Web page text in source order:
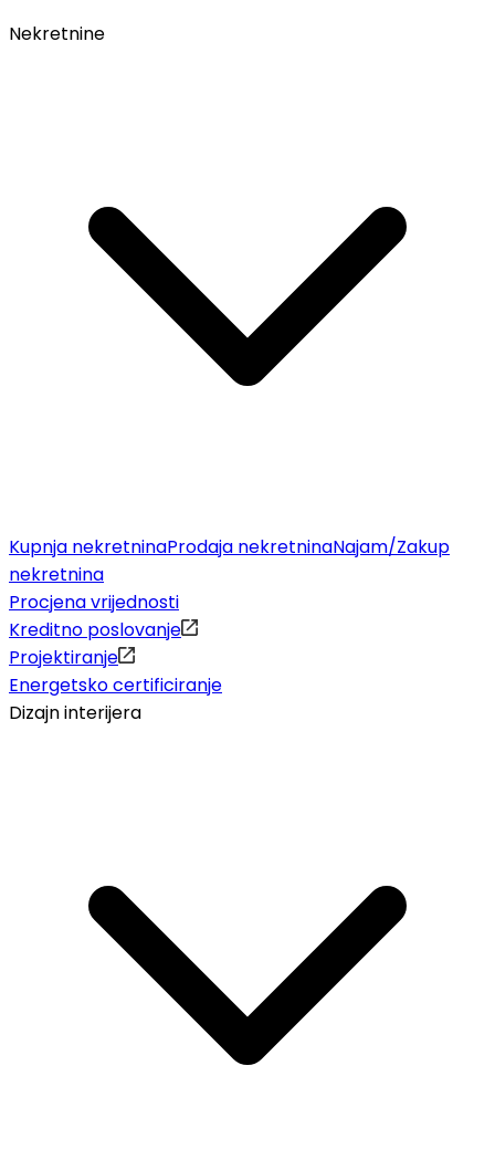
Nekretnine
Kupnja nekretninaProdaja nekretninaNajam/Zakup
nekretnina
Procjena vrijednosti
Kreditno poslovanje
Projektiranje
Energetsko certificiranje
Dizajn interijera